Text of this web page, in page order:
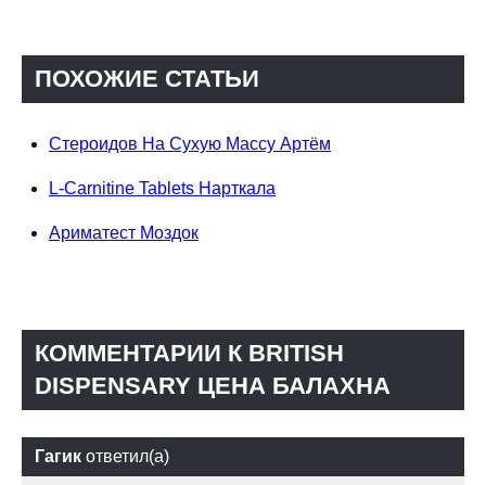
ПОХОЖИЕ СТАТЬИ
Стероидов На Сухую Массу Артём
L-Carnitine Tablets Нарткала
Ариматест Моздок
КОММЕНТАРИИ К BRITISH
DISPENSARY ЦЕНА БАЛАХНА
Гагик ответил(а)